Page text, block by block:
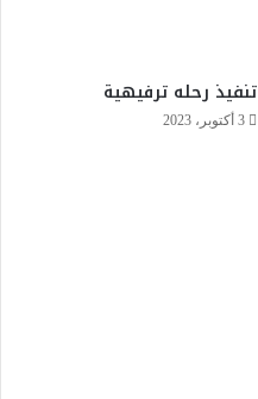
تنفيذ رحله ترفيهية
3 أكتوبر، 2023